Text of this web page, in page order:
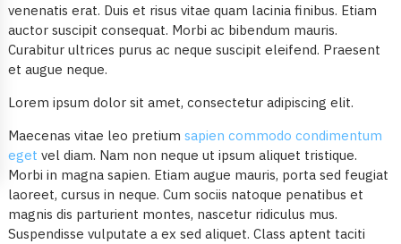
venenatis erat. Duis et risus vitae quam lacinia finibus. Etiam
auctor suscipit consequat. Morbi ac bibendum mauris.
Curabitur ultrices purus ac neque suscipit eleifend. Praesent
et augue neque.
Lorem ipsum dolor sit amet, consectetur adipiscing elit.
Maecenas vitae leo pretium sapien commodo condimentum
eget vel diam. Nam non neque ut ipsum aliquet tristique.
Morbi in magna sapien. Etiam augue mauris, porta sed feugiat
laoreet, cursus in neque. Cum sociis natoque penatibus et
magnis dis parturient montes, nascetur ridiculus mus.
Suspendisse vulputate a ex sed aliquet. Class aptent taciti